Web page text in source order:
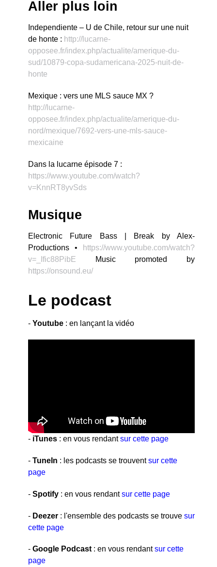
Aller plus loin
Independiente – U de Chile, retour sur une nuit
de honte : http://lucarne-
opposee.fr/index.php/actualite/amerique-du-
sud/10879-copa-sudamericana-2025-nuit-de-
honte
Mexique : vers une MLS sauce MX ?
http://lucarne-
opposee.fr/index.php/actualite/amerique-du-
nord/mexique/7692-vers-une-mls-sauce-
mexicaine
Dans la lucarne épisode 7 :
https://www.youtube.com/watch?
v=KnnRT8yvSds
Musique
Electronic Future Bass | Break by Alex-
Productions •
https://www.youtube.com/watch?
v=_Ific88PibE Music promoted by
https://onsound.eu/
Le podcast
- Youtube : en lançant la vidéo
- iTunes : en vous rendantsur cette page
- TuneIn : les podcasts se trouventsur cette
page
- Spotify : en vous rendantsur cette page
- Deezer : l'ensemble des podcasts se trouve sur
cette page
- Google Podcast: en vous rendantsur cette
page